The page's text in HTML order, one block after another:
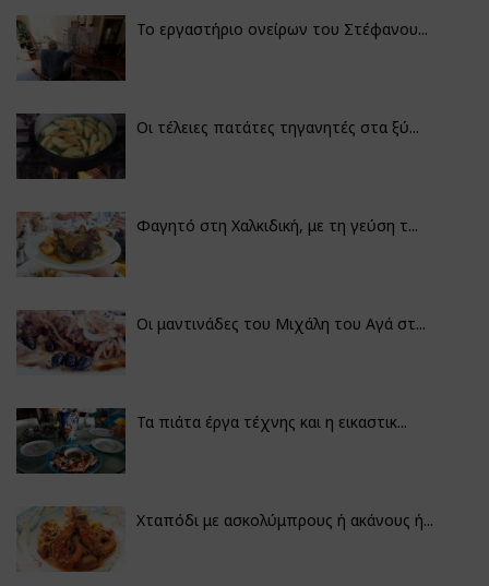
Το εργαστήριο ονείρων του Στέφανου...
Οι τέλειες πατάτες τηγανητές στα ξύ...
Φαγητό στη Χαλκιδική, με τη γεύση τ...
Οι μαντινάδες του Μιχάλη του Αγά στ...
Τα πιάτα έργα τέχνης και η εικαστικ...
Χταπόδι με ασκολύμπρους ή ακάνους ή...